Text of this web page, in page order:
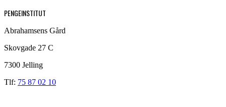
PENGEINSTITUT
Abrahamsens Gård
Skovgade 27 C
7300 Jelling
Tlf: 75 87 02 10